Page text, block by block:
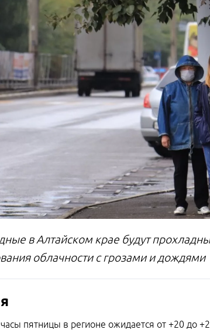
в Алтайском крае будут
облачности с грозами и дождями
пятницы в регионе ожидается от +20 до